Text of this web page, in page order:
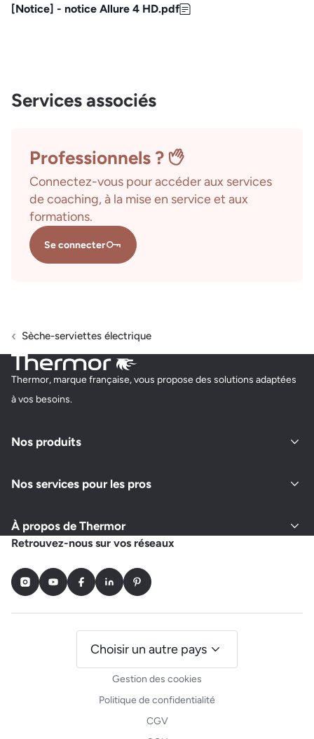
[Notice] - notice Allure 4 HD.pdf
Services associés
Professionnels ?
Connectez-vous pour accéder aux services
de coaching, à la mise en service et aux
formations.
Se connecter
Sèche-serviettes électrique
Thermor, marque française, vous propose des solutions adaptées
à vos besoins.
Nos produits
Nos services pour les pros
À propos de Thermor
Retrouvez-nous sur vos réseaux
InstagramYoutubeFacebookLinkedInPinterest
Gestion des cookies
Politique de confidentialité
CGV
Choisir un autre pays